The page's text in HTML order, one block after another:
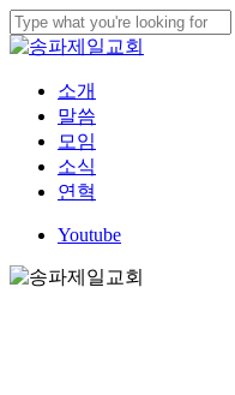
Skip
to
main
Close
Menu
소개
말씀
모임
소식
연혁
Youtube